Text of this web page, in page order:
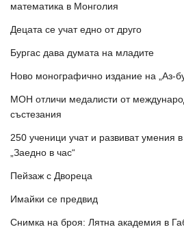
математика в Монголия
Децата се учат едно от друго
Бургас дава думата на младите
Ново монографично издание на „Аз-
МОН отличи медалисти от
състезания
250 ученици учат и развиват умения
„Заедно в час“
Пейзаж с Двореца
Имайки се предвид
Снимка на броя: Лятна академия в